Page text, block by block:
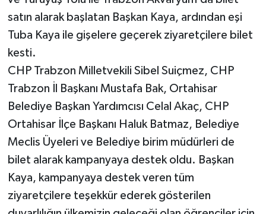
satın alarak başlatan Başkan Kaya, ardından eşi
Tuba Kaya ile gişelere geçerek ziyaretçilere bilet
kesti.
CHP Trabzon Milletvekili Sibel Suiçmez, CHP
Trabzon İl Başkanı Mustafa Bak, Ortahisar
Belediye Başkan Yardımcısı Celal Akaç, CHP
Ortahisar İlçe Başkanı Haluk Batmaz, Belediye
Meclis Üyeleri ve Belediye birim müdürleri de
bilet alarak kampanyaya destek oldu. Başkan
Kaya, kampanyaya destek veren tüm
ziyaretçilere teşekkür ederek gösterilen